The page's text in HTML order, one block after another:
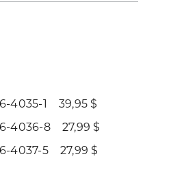
4035-1 39,95 $
4036-8 27,99 $
4037-5 27,99 $